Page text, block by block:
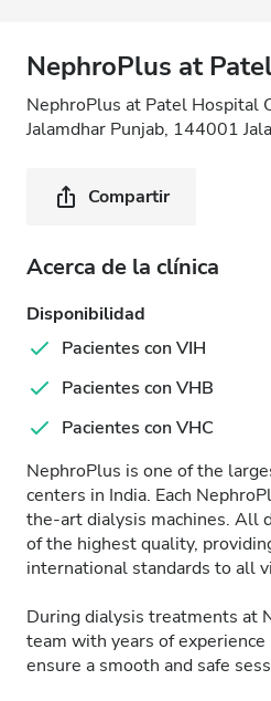
NephroPlus at
NephroPlus at Patel Hospital
Jalamdhar Punjab, 144001
Compartir
Acerca de la clínica
Disponibilidad
Pacientes con VIH
Pacientes con VHB
Pacientes con VHC
NephroPlus is one of the
centers in India. Each
the-art dialysis machines. All
of the highest quality,
international standards to all
During dialysis treatments at
team with years of
ensure a smooth and safe